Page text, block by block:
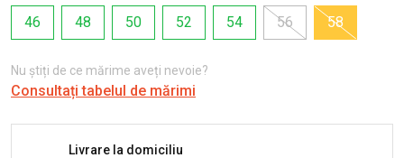
46
48 50 52 54 56 58
Nu știți de ce mărime aveți nevoie?
Consultați tabelul de mărimi
Livrare la domiciliu